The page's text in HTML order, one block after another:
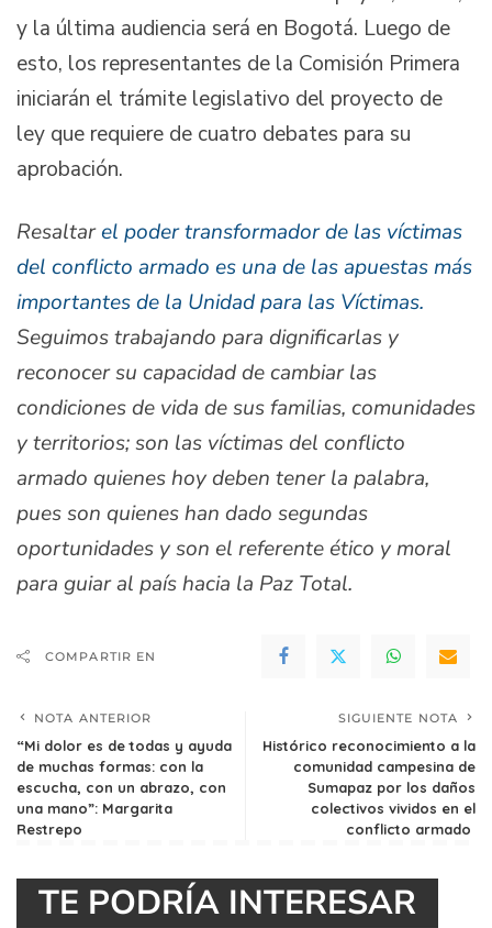
y la última audiencia será en Bogotá. Luego de
esto, los representantes de la Comisión Primera
iniciarán el trámite legislativo del proyecto de
ley que requiere de cuatro debates para su
aprobación.
Resaltarel poder transformador de las víctimas
del conflicto armado es una de las apuestas más
importantes de la Unidad para las Víctimas.
Seguimos trabajando para dignificarlas y
reconocer su capacidad de cambiar las
condiciones de vida de sus familias, comunidades
y territorios; son las víctimas del conflicto
armado quienes hoy deben tener la palabra,
pues son quienes han dado segundas
oportunidades y son el referente ético y moral
para guiar al país hacia la Paz Total.
COMPARTIR EN
NOTA ANTERIOR
“Mi dolor es de todas y ayuda
de muchas formas: con la
escucha, con un abrazo, con
una mano”: Margarita
Restrepo
SIGUIENTE NOTA
Histórico reconocimiento a la
comunidad campesina de
Sumapaz por los daños
colectivos vividos en el
conflicto armado
TE PODRÍA INTERESAR